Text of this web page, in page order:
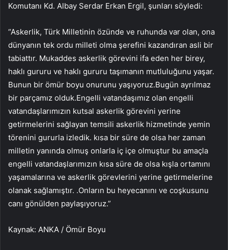
Komutanı Kd. Albay Serdar Erkan Ergil, şunları söyledi:
“Askerlik, Türk Milletinin özünde ve ruhunda var olan, ona
dünyanın tek ordu milleti olma şerefini kazandıran asli bir
tabiattır. Mukaddes askerlik görevini ifa eden her birey,
haklı gururu ve haklı gururu taşımanın mutluluğunu yaşar.
Bunun bir ömür boyu onurunu yaşıyoruz.Bugün ayrılmaz
bir parçamız olduk.Engelli vatandaşımız olan engelli
vatandaşlarımızın kutsal askerlik görevini yerine
getirmelerini sağlayan temsili askerlik hizmetinde yemin
törenini gururla izledik. kısa bir süre de olsa her zaman
milletin yanında olmuş onlarla iç içe olmuştur bu amaçla
engelli vatandaşlarımızın kısa süre de olsa kışla ortamını
yaşamalarına ve askerlik görevlerini yerine getirmelerine
olanak sağlamıştır. .Onların bu heyecanını ve coşkusunu
canı gönülden paylaşıyoruz.”
Kaynak: ANKA / Ömür Boyu